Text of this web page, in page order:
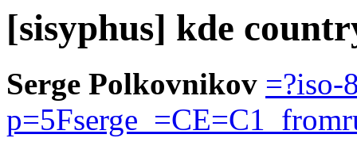
[sisyphus] kde
Serge Polkovnikov =?iso-